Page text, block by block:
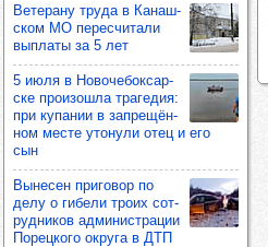
Вете­рану труда в Канаш­
ском МО перес­чи­тали
вып­латы за 5 лет
5 июля в Ново­че­бок­сар­
ске про­изошла тра­ге­дия:
при купа­нии в зап­ре­щён­
ном месте уто­нули отец и его
сын
Выне­сен при­го­вор по
делу о гибели троих сот­
руд­ни­ков адми­нис­тра­ции
Порец­кого округа в ДТП